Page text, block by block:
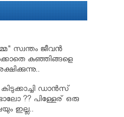
സ്വന്തം ജീവൻ
കുഞ്ഞിങ്ങളെ
ഡാൻസ്
?? പിള്ളേര് ഒരു
ഇല്ല..